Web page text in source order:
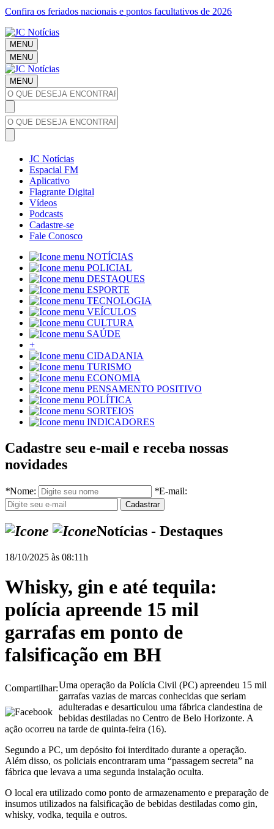
Confira os feriados nacionais e pontos facultativos de 2026
MENU
MENU
MENU
JC Notícias
Espacial FM
Aplicativo
Flagrante Digital
Vídeos
Podcasts
Cadastre-se
Fale Conosco
NOTÍCIAS
POLICIAL
DESTAQUES
ESPORTE
TECNOLOGIA
VEÍCULOS
CULTURA
SAÚDE
+
CIDADANIA
TURISMO
ECONOMIA
PENSAMENTO POSITIVO
POLÍTICA
SORTEIOS
INDICADORES
Cadastre seu e-mail e receba nossas
novidades
*Nome: *E-mail:
Notícias - Destaques
18/10/2025 às 08:11h
Whisky, gin e até tequila:
polícia apreende 15 mil
garrafas em ponto de
falsificação em BH
Compartilhar:Uma operação da Polícia Civil (PC) apreendeu 15 mil
garrafas vazias de marcas conhecidas que seriam
adulteradas e desarticulou uma fábrica clandestina de
bebidas destiladas no Centro de Belo Horizonte. A
ação ocorreu na tarde de quinta-feira (16).
Segundo a PC, um depósito foi interditado durante a operação.
Além disso, os policiais encontraram uma “passagem secreta” na
fábrica que levava a uma segunda instalação oculta.
O local era utilizado como ponto de armazenamento e preparação de
insumos utilizados na falsificação de bebidas destiladas como gin,
whisky, vodka, tequila e outros.